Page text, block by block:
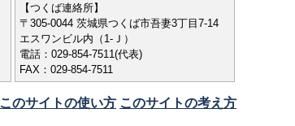
【つくば連絡所】
〒305-0044 茨城県つくば市吾妻3丁目7-14
エスワンビル内（1-Ｊ）
電話：029-854-7511(代表)
FAX：029-854-7511
このサイトの使い方 このサイトの考え方